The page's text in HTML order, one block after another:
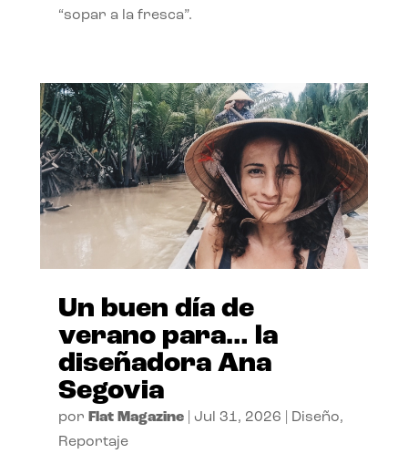
“sopar a la fresca”.
Un buen día de
verano para… la
diseñadora Ana
Segovia
por Flat Magazine| Jul 31, 2026 Diseño,
Reportaje